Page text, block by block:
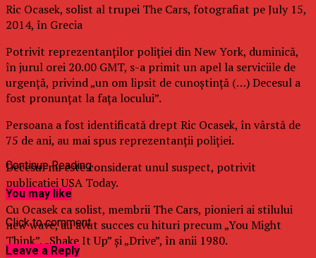
Ric Ocasek, solist al trupei The Cars, fotografiat pe July 15,
2014, în Grecia
Potrivit reprezentanţilor poliţiei din New York, duminică,
în jurul orei 20.00 GMT, s-a primit un apel la serviciile de
urgenţă, privind „un om lipsit de cunoştinţă (…) Decesul a
fost pronunţat la faţa locului”.
Persoana a fost identificată drept Ric Ocasek, în vârstă de
75 de ani, au mai spus reprezentanţii poliţiei.
Decesul nu este considerat unul suspect, potrivit
publicaţiei USA Today.
Cu Ocasek ca solist, membrii The Cars, pionieri ai stilului
new wave, au avut succes cu hituri precum „You Might
Think”, „Shake It Up” şi „Drive”, în anii 1980.
Continue Reading
You may like
Click to comment
Leave a Reply